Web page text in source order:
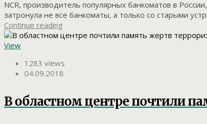
NCR, производитель популярных банкоматов в
затронула не все банкоматы, а только со старыми
Continue reading
View
1283 views
04.09.2018
В областном центре почтили